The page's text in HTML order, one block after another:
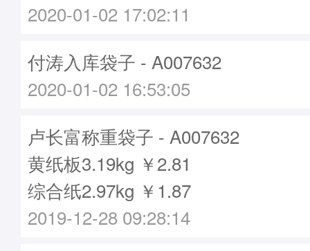
2020-01-02 17:02:11
付涛入库袋子 - A007632
2020-01-02 16:53:05
卢长富称重袋子 - A007632
黄纸板3.19kg ￥2.81
综合纸2.97kg ￥1.87
2019-12-28 09:28:14